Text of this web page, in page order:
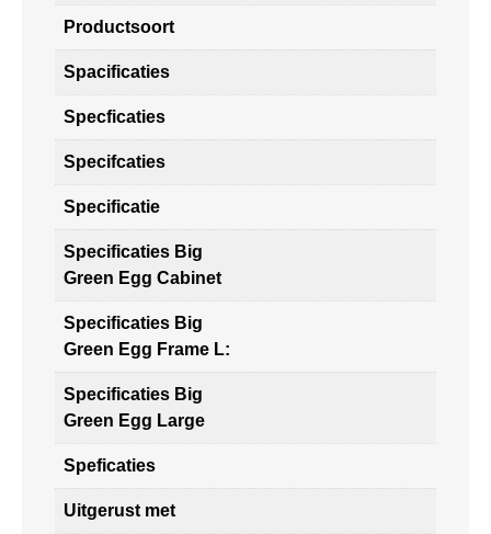
Productsoort
Spacificaties
Specficaties
Specifcaties
Specificatie
Specificaties Big
Green Egg Cabinet
Specificaties Big
Green Egg Frame L:
Specificaties Big
Green Egg Large
Speficaties
Uitgerust met